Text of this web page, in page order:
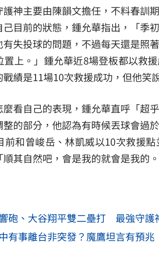
神主要由陳韻文擔任，不料春訓
目前的狀態，鍾允華指出，「季
失投球的問題，不過每天還是照
上。」鍾允華近8場登板都以救
績是11場10次救援成功，但他笑
看自己的表現，鍾允華直呼「超
的部分，他認為有時候丟球會過
前和曾峻岳、林凱威以10次救援
其自然吧，會是我的就會是我的。
砲、大谷翔平雙二壘打 最強守護
有事離台非突發？魔鷹坦言有預